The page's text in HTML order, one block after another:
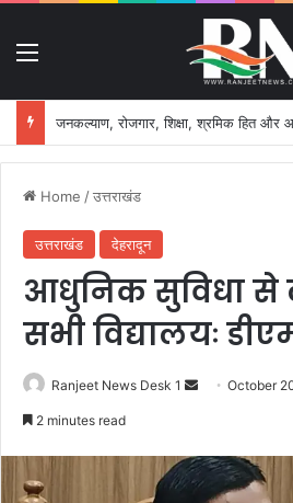
Home /उत्तराखंड
उत्तराखंड देहरादून
आधुनिक सुविधा से
सभी विद्यालयः
Ranjeet News Desk 1
d
a
October
2 minutes read